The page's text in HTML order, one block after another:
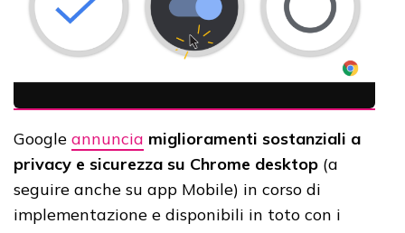
Google annuncia miglioramenti sostanziali a
privacy e sicurezza su Chrome desktop (a
seguire anche su app Mobile) in corso di
implementazione e disponibili in toto con i